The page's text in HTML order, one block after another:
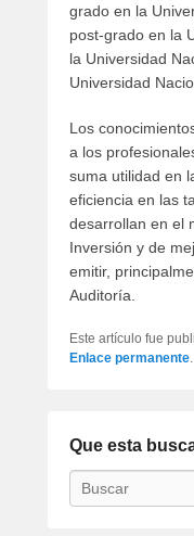
grado en la
post-grado en la
la Universidad
Universidad
Los
a los
suma utilidad en
eficiencia en las
desarrollan en el
Inversión y de
emitir,
Auditoría.
Este artículo fue
Enlace permanente
Que esta
Buscar